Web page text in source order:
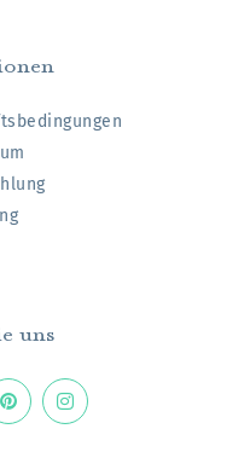
uns